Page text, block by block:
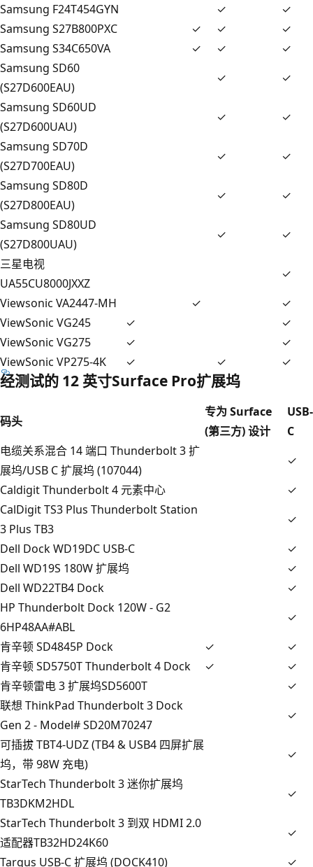
Samsung F24T454GYN
✓
✓
Samsung S27B800PXC
✓ ✓
✓
Samsung S34C650VA
✓ ✓
✓
Samsung SD60
(S27D600EAU)
✓
✓
Samsung SD60UD
(S27D600UAU)
✓
✓
Samsung SD70D
(S27D700EAU)
✓
✓
Samsung SD80D
(S27D800EAU)
✓
✓
Samsung SD80UD
(S27D800UAU)
✓
✓
三星电视
UA55CU8000JXXZ
✓
Viewsonic VA2447-MH
✓
✓
ViewSonic VG245
✓
✓
ViewSonic VG275
✓
✓
ViewSonic VP275-4K
✓ ✓ ✓
经测试的 12 英寸Surface Pro扩展坞
码头
专为 Surface
(第三方) 设计
USB-
C
电缆关系混合 14 端口 Thunderbolt 3 扩
展坞/USB C 扩展坞 (107044)
✓
Caldigit Thunderbolt 4 元素中心
✓
CalDigit TS3 Plus Thunderbolt Station
3 Plus TB3
✓
Dell Dock WD19DC USB-C
✓
Dell WD19S 180W 扩展坞
✓
Dell WD22TB4 Dock
✓
HP Thunderbolt Dock 120W - G2
6HP48AA#ABL
✓
肯辛顿 SD4845P Dock
✓
✓
肯辛顿 SD5750T Thunderbolt 4 Dock
✓
✓
肯辛顿雷电 3 扩展坞SD5600T
✓
联想 ThinkPad Thunderbolt 3 Dock
Gen 2 - Model# SD20M70247
✓
可插拔 TBT4-UDZ (TB4 & USB4 四屏扩展
坞，带 98W 充电)
✓
StarTech Thunderbolt 3 迷你扩展坞
TB3DKM2HDL
✓
StarTech Thunderbolt 3 到双 HDMI 2.0
适配器TB32HD24K60
✓
Targus USB-C 扩展坞 (DOCK410)
✓